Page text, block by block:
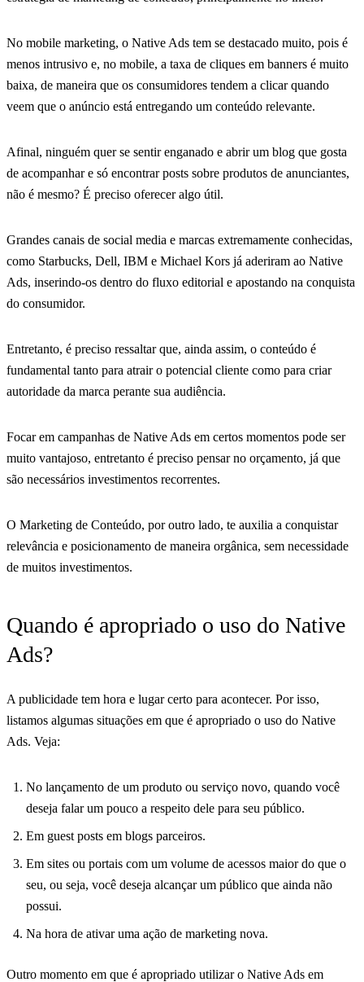
No mobile marketing, o Native Ads tem se destacado muito, pois é
menos intrusivo e, no mobile, a taxa de cliques em banners é muito
baixa, de maneira que os consumidores tendem a clicar quando
veem que o anúncio está entregando um conteúdo relevante.
Afinal, ninguém quer se sentir enganado e abrir um blog que gosta
de acompanhar e só encontrar posts sobre produtos de anunciantes,
não é mesmo? É preciso oferecer algo útil.
Grandes canais de social media e marcas extremamente conhecidas,
como Starbucks, Dell, IBM e Michael Kors já aderiram ao Native
Ads, inserindo-os dentro do fluxo editorial e apostando na conquista
do consumidor.
Entretanto, é preciso ressaltar que, ainda assim, o conteúdo é
fundamental tanto para atrair o potencial cliente como para criar
autoridade da marca perante sua audiência.
Focar em campanhas de Native Ads em certos momentos pode ser
muito vantajoso, entretanto é preciso pensar no orçamento, já que
são necessários investimentos recorrentes.
O Marketing de Conteúdo, por outro lado, te auxilia a conquistar
relevância e posicionamento de maneira orgânica, sem necessidade
de muitos investimentos.
Quando é apropriado o uso do Native
Ads?
A publicidade tem hora e lugar certo para acontecer. Por isso,
listamos algumas situações em que é apropriado o uso do Native
Ads. Veja:
No lançamento de um produto ou serviço novo, quando você
deseja falar um pouco a respeito dele para seu público.
Em guest posts em blogs parceiros.
Em sites ou portais com um volume de acessos maior do que o
seu, ou seja, você deseja alcançar um público que ainda não
possui.
Na hora de ativar uma ação de marketing nova.
Outro momento em que é apropriado utilizar o Native Ads em